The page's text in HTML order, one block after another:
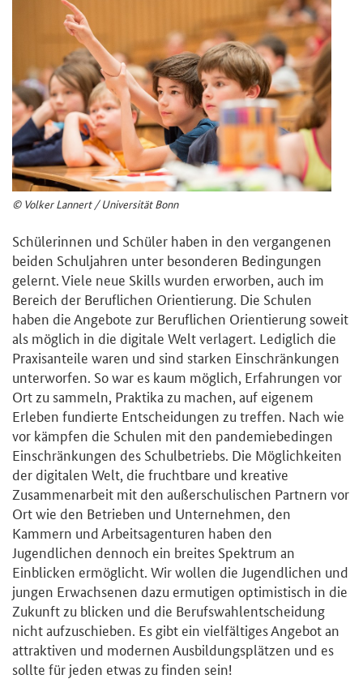
© Volker Lannert / Universität Bonn
Schülerinnen und Schüler haben in den vergangenen
beiden Schuljahren unter besonderen Bedingungen
gelernt. Viele neue Skills wurden erworben, auch im
Bereich der Beruflichen Orientierung. Die Schulen
haben die Angebote zur Beruflichen Orientierung soweit
als möglich in die digitale Welt verlagert. Lediglich die
Praxisanteile waren und sind starken Einschränkungen
unterworfen. So war es kaum möglich, Erfahrungen vor
Ort zu sammeln, Praktika zu machen, auf eigenem
Erleben fundierte Entscheidungen zu treffen. Nach wie
vor kämpfen die Schulen mit den pandemiebedingen
Einschränkungen des Schulbetriebs. Die Möglichkeiten
der digitalen Welt, die fruchtbare und kreative
Zusammenarbeit mit den außerschulischen Partnern vor
Ort wie den Betrieben und Unternehmen, den
Kammern und Arbeitsagenturen haben den
Jugendlichen dennoch ein breites Spektrum an
Einblicken ermöglicht. Wir wollen die Jugendlichen und
jungen Erwachsenen dazu ermutigen optimistisch in die
Zukunft zu blicken und die Berufswahlentscheidung
nicht aufzuschieben. Es gibt ein vielfältiges Angebot an
attraktiven und modernen Ausbildungsplätzen und es
sollte für jeden etwas zu finden sein!